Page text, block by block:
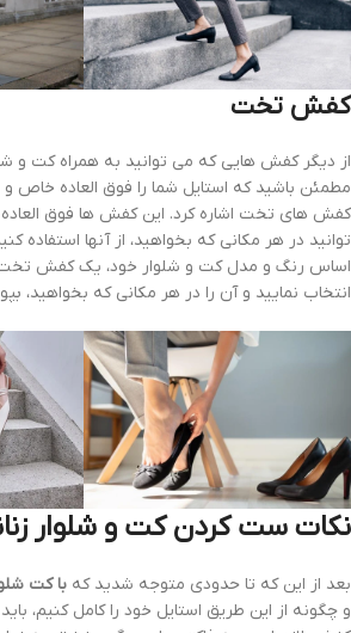
کفش تخت
از دیگر کفش هایی که می توانید به همراه کت و
مطمئن باشید که استایل شما را فوق العاده خاص و
کفش های تخت اشاره کرد. این کفش ها فوق
توانید در هر مکانی که بخواهید، از آنها استفاده
اساس رنگ و مدل کت و شلوار خود، یک کفش تخت
انتخاب نمایید و آن را در هر مکانی که بخواهید،
نکات ست کردن کت و شلوار
بعد از این که تا حدودی متوجه شدید که با کت
و چگونه از این طریق استایل خود را کامل کنیم،